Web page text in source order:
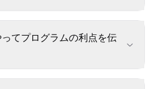
てプログラムの利点を伝